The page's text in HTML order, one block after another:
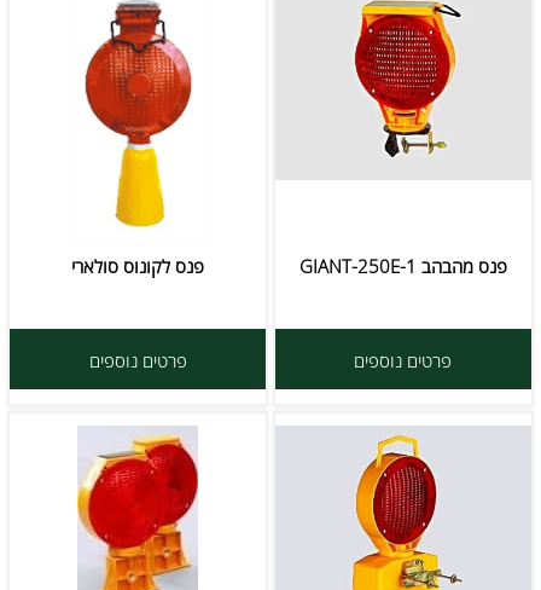
פנס מהבהב GIANT-250E-1
פרטים נוספים
פנס לקונוס סולארי
פרטים נוספים